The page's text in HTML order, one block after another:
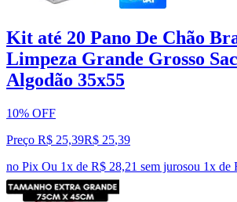
Kit até 20 Pano De Chão
Limpeza Grande Grosso
Algodão 35x55
10% OFF
Preço R$ 25,39R$ 25,39
no Pix Ou 1x de R$ 28,21 sem jurosou 1x de